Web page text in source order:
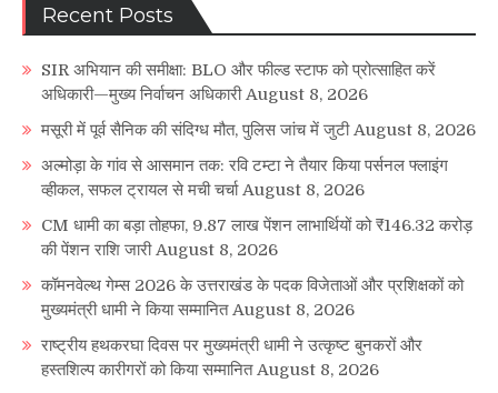
Recent Posts
SIR अभियान की समीक्षा: BLO और फील्ड स्टाफ को प्रोत्साहित करें
अधिकारी—मुख्य निर्वाचन अधिकारी August 8, 2026
मसूरी में पूर्व सैनिक की संदिग्ध मौत, पुलिस जांच में जुटी August 8, 2026
अल्मोड़ा के गांव से आसमान तक: रवि टम्टा ने तैयार किया पर्सनल फ्लाइंग
व्हीकल, सफल ट्रायल से मची चर्चा August 8, 2026
CM धामी का बड़ा तोहफा, 9.87 लाख पेंशन लाभार्थियों को ₹146.32 करोड़
की पेंशन राशि जारी August 8, 2026
कॉमनवेल्थ गेम्स 2026 के उत्तराखंड के पदक विजेताओं और प्रशिक्षकों को
मुख्यमंत्री धामी ने किया सम्मानित August 8, 2026
राष्ट्रीय हथकरघा दिवस पर मुख्यमंत्री धामी ने उत्कृष्ट बुनकरों और
हस्तशिल्प कारीगरों को किया सम्मानित August 8, 2026